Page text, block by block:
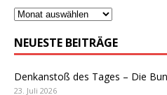
NEUESTE BEITRÄGE
Denkanstoß des Tages – Die
23. Juli 2026